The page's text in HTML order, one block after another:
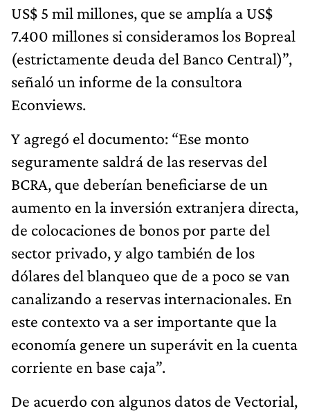
US$ 5 mil millones, que se amplía a US$
7.400 millones si consideramos los Bopreal
(estrictamente deuda del Banco Central)”,
señaló un informe de la consultora
Econviews.
Y agregó el documento: “Ese monto
seguramente saldrá de las reservas del
BCRA, que deberían beneficiarse de un
aumento en la inversión extranjera directa,
de colocaciones de bonos por parte del
sector privado, y algo también de los
dólares del blanqueo que de a poco se van
canalizando a reservas internacionales. En
este contexto va a ser importante que la
economía genere un superávit en la cuenta
corriente en base caja”.
De acuerdo con algunos datos de Vectorial,